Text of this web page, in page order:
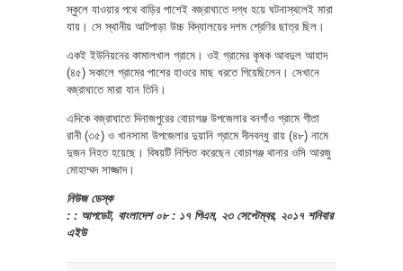
স্কুলে যাওয়ার পথে বাড়ির পাশেই বজ্রাঘাতে দগ্ধ হয়ে ঘটনাস্থলেই মারা
যায়। সে স্থানীয় আটপাড়া উচ্চ বিদ্যালয়ের দশম শ্রেণির ছাত্র ছিল।
একই ইউনিয়নের কামালখাল গ্রামে। ওই গ্রামের কৃষক আবদুল আহাদ
(৪৫) সকালে গ্রামের পাশের হাওরে মাছ ধরতে গিয়েছিলেন। সেখানে
বজ্রাঘাতে মারা যান তিনি।
এদিকে বজ্রাঘাতে দিনাজপুরের বোচাগঞ্জ উপজেলার বনগাঁও গ্রামে গীতা
রানী (৩৫) ও খানসামা উপজেলার দুয়ানি গ্রামে দীনবন্ধু রায় (৪৮) নামে
দুজন নিহত হয়েছে। বিষয়টি নিশ্চিত করেছেন বোচাগঞ্জ থানার ওসি আরজু
মোহাম্মদ সাজ্জাদ।
নিউজ ডেস্ক
: : আপডেট, বাংলাদেশ ০৮ : ১৭ পিএম, ২৩ সেপ্টেম্বর, ২০১৭ শনিবার
এইউ